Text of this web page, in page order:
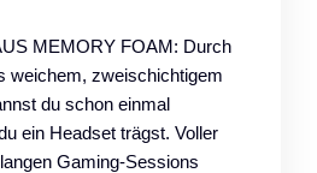
MEMORY FOAM: Durch
weichem, zweischichtigem
du schon einmal
ein Headset trägst. Voller
Gaming-Sessions